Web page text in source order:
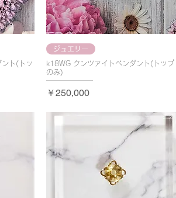
ト(トッ
ジュエリー
k18WG クンツァイトペンダント(トップ
のみ)
価格
￥250,000